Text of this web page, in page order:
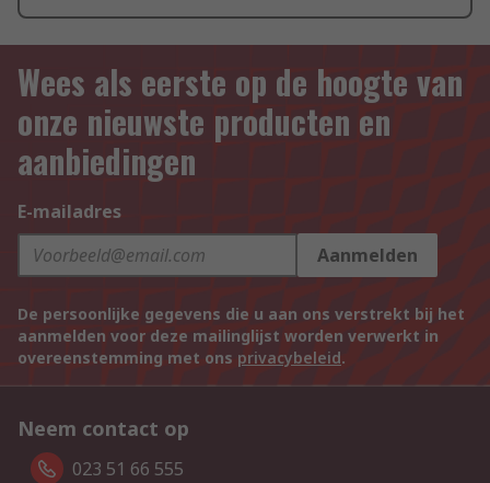
Wees als eerste op de hoogte van
onze nieuwste producten en
aanbiedingen
E-mailadres
Aanmelden
De persoonlijke gegevens die u aan ons verstrekt bij het
aanmelden voor deze mailinglijst worden verwerkt in
overeenstemming met ons privacybeleid.
Neem contact op
023 51 66 555